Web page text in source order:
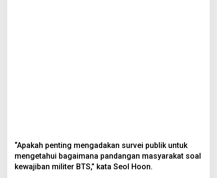
“Apakah penting mengadakan survei publik untuk
mengetahui bagaimana pandangan masyarakat soal
kewajiban militer BTS,” kata Seol Hoon.